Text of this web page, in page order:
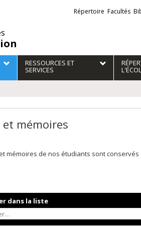
Liens
externes
Répertoire Facultés
RESSOURCES ET
SERVICES
et mémoires
mémoires de nos étudiants sont
dans la liste